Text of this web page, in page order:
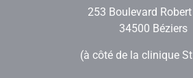
253 Boulevard
34500 Béziers
(à côté de la clinique